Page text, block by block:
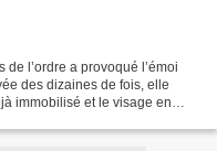
l’ordre a provoqué l’émoi
des dizaines de fois, elle
immobilisé et le visage en